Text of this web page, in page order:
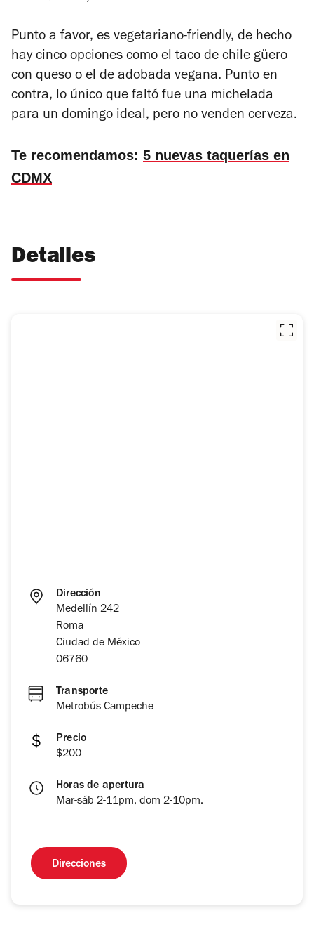
Punto a favor, es vegetariano-friendly, de hecho
hay cinco opciones como el taco de chile güero
con queso o el de adobada vegana. Punto en
contra, lo único que faltó fue una michelada
para un domingo ideal, pero no venden cerveza.
Te recomendamos: 5 nuevas taquerías en
CDMX
Detalles
Dirección
Medellín 242
Roma
Ciudad de México
06760
Transporte
Metrobús Campeche
Precio
$200
Horas de apertura
Mar-sáb 2-11pm, dom 2-10pm.
Direcciones